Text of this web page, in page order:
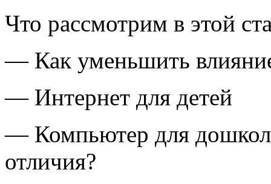
Что рассмотрим в этой
— Как уменьшить
— Интернет для детей
— Компьютер для
отличия?